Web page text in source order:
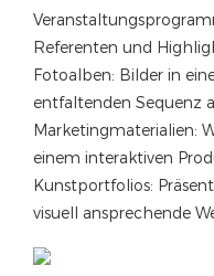
Referenten und
Fotoalben: Bilder in
entfaltenden Sequenz
Marketingmaterialien:
einem interaktiven
Kunstportfolios:
visuell ansprechende